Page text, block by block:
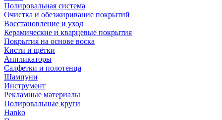
Полировальная система
Очистка и обезжиривание покрытий
Восстановление и уход
Керамические и кварцевые покрытия
Покрытия на основе воска
Кисти и щётки
Аппликаторы
Салфетки и полотенца
Шампуни
Инструмент
Рекламные материалы
Полировальные круги
Hanko